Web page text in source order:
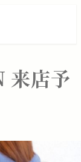
来店予